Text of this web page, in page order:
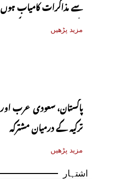
سے مذاکرات کامیاب ہوں
گے، آبنائے ہرمز جلد کھل
مزید پڑھیں
پاکستان، سعودی عرب اور
ترکیہ کے درمیان مشترکہ
دفاعی معاہدہ آج متوقع
مزید پڑھیں
اشتہار